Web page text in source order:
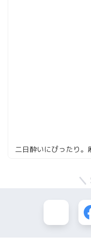
二日酔いにぴったり